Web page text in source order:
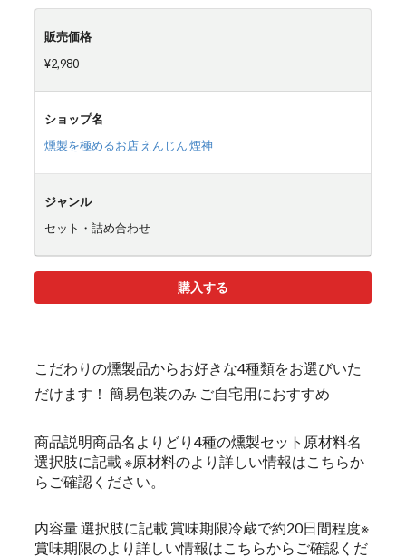
販売価格
¥2,980
ショップ名
燻製を極めるお店 えんじん 煙神
ジャンル
セット・詰め合わせ
購入する
こだわりの燻製品からお好きな4種類をお選びいた
だけます！ 簡易包装のみ ご自宅用におすすめ
商品説明商品名よりどり4種の燻製セット原材料名
選択肢に記載 ※原材料のより詳しい情報はこちらか
らご確認ください。
内容量 選択肢に記載 賞味期限冷蔵で約20日間程度※
賞味期限のより詳しい情報はこちらからご確認くだ